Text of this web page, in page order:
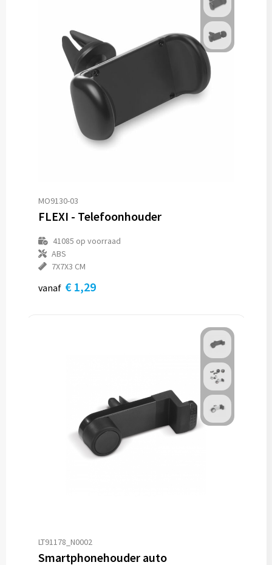
MO9130-03
FLEXI - Telefoonhouder
41085 op voorraad
ABS
7X7X3 CM
vanaf € 1,29
LT91178_N0002
Smartphonehouder auto